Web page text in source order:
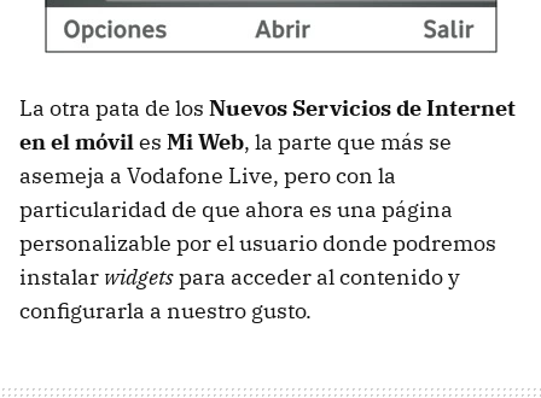
La otra pata de los Nuevos Servicios de Internet
en el móviles Mi Web, la parte que más se
asemeja a Vodafone Live, pero con la
particularidad de que ahora es una página
personalizable por el usuario donde podremos
instalar widgetspara acceder al contenido y
configurarla a nuestro gusto.